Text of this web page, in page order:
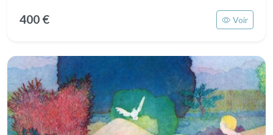
400 € Voir